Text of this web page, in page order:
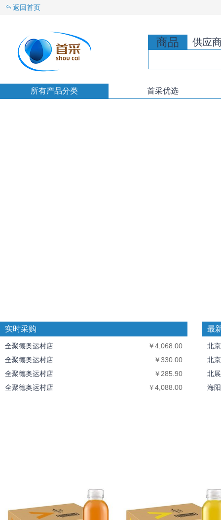
返回首页
商品 供应
所有产品分类 首采优选
实时采购
全聚德奥运村店
￥4,068.00
全聚德奥运村店
￥330.00
全聚德奥运村店
￥285.90
全聚德奥运村店
￥4,088.00
最
北
北
北
海